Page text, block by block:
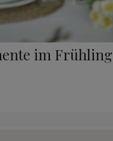
im Frühling